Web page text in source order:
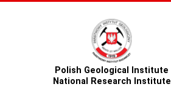
Polish Geological Institute
National Research Institute